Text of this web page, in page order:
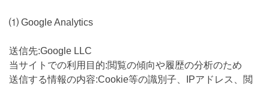
⑴ Google Analytics
送信先:Google LLC
当サイトでの利用目的:閲覧の傾向や履歴の分析のため
送信する情報の内容:Cookie等の識別子、IPアドレス、閲